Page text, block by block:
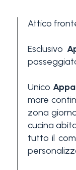
Attico
Esclusivo
Unico
mare
zona
cucina
tutto il
Altre
opzioni
Giardino